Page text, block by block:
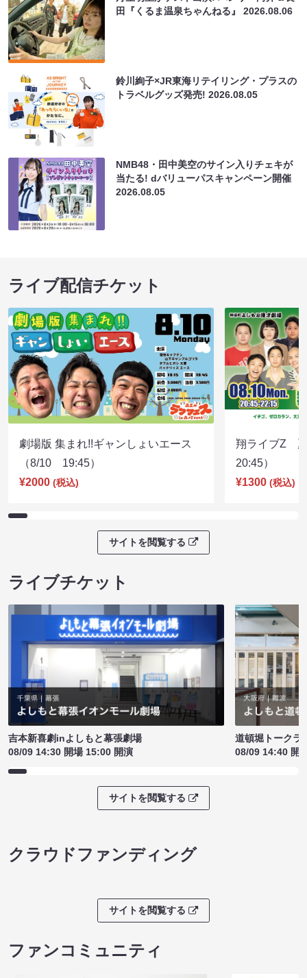
田『くるま温泉ちゃんねる』2026.08.06
鈴川絢子×JR東海リテイリング・プラスの
トラベルグッズ発売!2026.08.05
NMB48・田中美空のサイン入りチェキが
当たる! dバリューパスキャンペーン開催
2026.08.05
ライブ配信チケット
劇場版 集まれ!!ギャンしょいエース
（8/10 19:45）
¥2000 (税込)
翔ライブZ
20:45）
¥1300 (税込)
サイトを閲覧する
ライブチケット
吉本新喜劇inよしもと幕張劇場
08/09 14:30 開場 15:00 開演
道頓堀トークラ
08/09 14:40 開
サイトを閲覧する
クラウドファンディング
サイトを閲覧する
ファンコミュニティ